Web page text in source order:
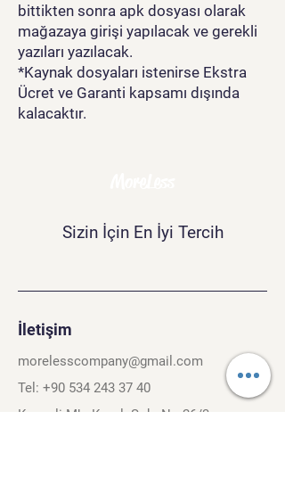
bittikten sonra apk dosyası olarak
mağazaya girişi yapılacak ve gerekli
yazıları yazılacak.
*Kaynak dosyaları istenirse Ekstra
Ücret ve Garanti kapsamı dışında
kalacaktır.
Sizin İçin En İyi Tercih
İletişim
morelesscompany@gmail.com
Tel: +90 534 243 37 40
Kırcaali Mh. Kayalı Sok. No.26/3